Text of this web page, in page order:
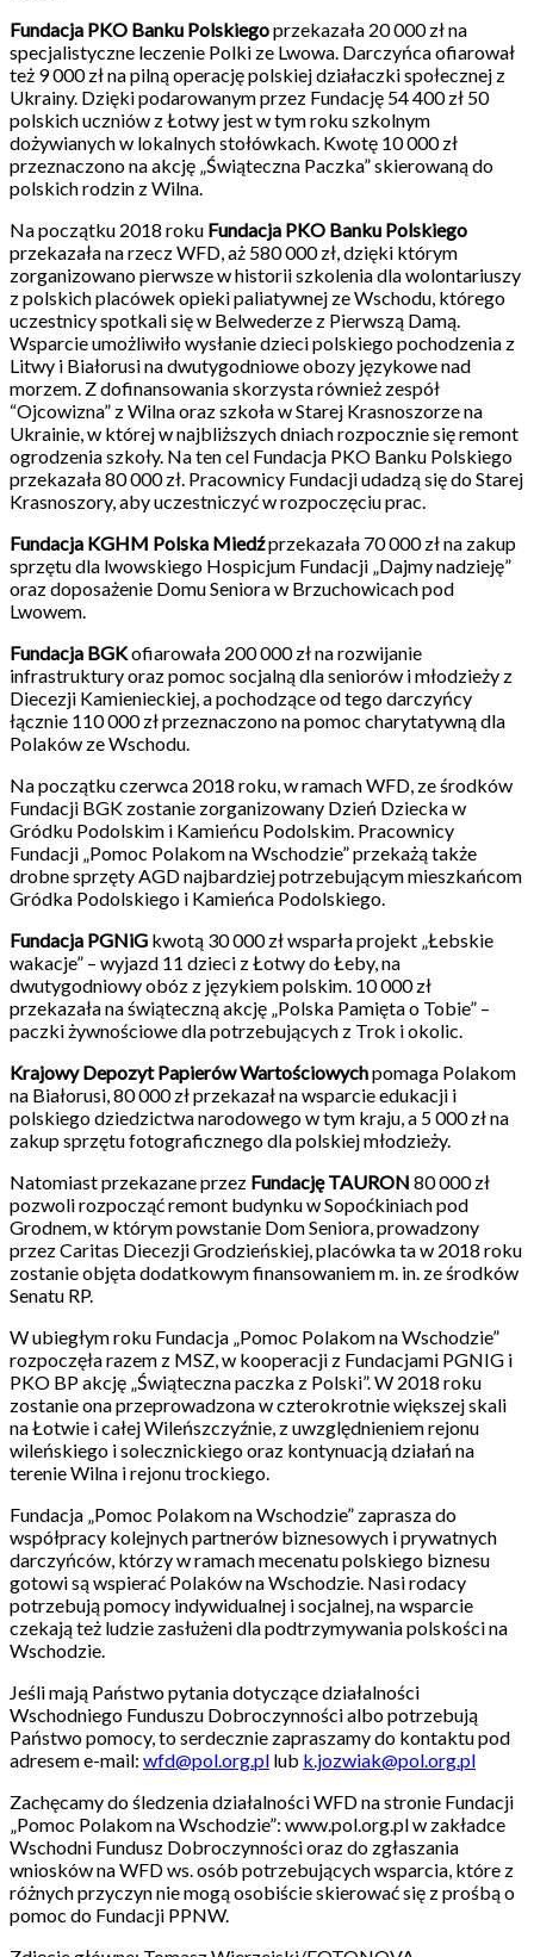
Fundacja PKO Banku Polskiegoprzekazała 20 000 zł na
specjalistyczne leczenie Polki ze Lwowa. Darczyńca ofiarował
też 9 000 zł na pilną operację polskiej działaczki społecznej z
Ukrainy. Dzięki podarowanym przez Fundację 54 400 zł 50
polskich uczniów z Łotwy jest w tym roku szkolnym
dożywianych w lokalnych stołówkach. Kwotę 10 000 zł
przeznaczono na akcję „Świąteczna Paczka” skierowaną do
polskich rodzin z Wilna.
Na początku 2018 roku Fundacja PKO Banku Polskiego
przekazała na rzecz WFD, aż 580 000 zł, dzięki którym
zorganizowano pierwsze w historii szkolenia dla wolontariuszy
z polskich placówek opieki paliatywnej ze Wschodu, którego
uczestnicy spotkali się w Belwederze z Pierwszą Damą.
Wsparcie umożliwiło wysłanie dzieci polskiego pochodzenia z
Litwy i Białorusi na dwutygodniowe obozy językowe nad
morzem. Z dofinansowania skorzysta również zespół
“Ojcowizna” z Wilna oraz szkoła w Starej Krasnoszorze na
Ukrainie, w której w najbliższych dniach rozpocznie się remont
ogrodzenia szkoły. Na ten cel Fundacja PKO Banku Polskiego
przekazała 80 000 zł. Pracownicy Fundacji udadzą się do Starej
Krasnoszory, aby uczestniczyć w rozpoczęciu prac.
Fundacja KGHM Polska Miedźprzekazała 70 000 zł na zakup
sprzętu dla lwowskiego Hospicjum Fundacji „Dajmy nadzieję”
oraz doposażenie Domu Seniora w Brzuchowicach pod
Lwowem.
Fundacja BGKofiarowała 200 000 zł na rozwijanie
infrastruktury oraz pomoc socjalną dla seniorów i młodzieży z
Diecezji Kamienieckiej, a pochodzące od tego darczyńcy
łącznie 110 000 zł przeznaczono na pomoc charytatywną dla
Polaków ze Wschodu.
Na początku czerwca 2018 roku, w ramach WFD, ze środków
Fundacji BGK zostanie zorganizowany Dzień Dziecka w
Gródku Podolskim i Kamieńcu Podolskim. Pracownicy
Fundacji „Pomoc Polakom na Wschodzie” przekażą także
drobne sprzęty AGD najbardziej potrzebującym mieszkańcom
Gródka Podolskiego i Kamieńca Podolskiego.
Fundacja PGNiG kwotą 30 000 zł wsparła projekt „Łebskie
wakacje” – wyjazd 11 dzieci z Łotwy do Łeby, na
dwutygodniowy obóz z językiem polskim. 10 000 zł
przekazała na świąteczną akcję „Polska Pamięta o Tobie” –
paczki żywnościowe dla potrzebujących z Trok i okolic.
Krajowy Depozyt Papierów Wartościowychpomaga Polakom
na Białorusi, 80 000 zł przekazał na wsparcie edukacji i
polskiego dziedzictwa narodowego w tym kraju, a 5 000 zł na
zakup sprzętu fotograficznego dla polskiej młodzieży.
Natomiast przekazane przez Fundację TAURON 80 000 zł
pozwoli rozpocząć remont budynku w Sopoćkiniach pod
Grodnem, w którym powstanie Dom Seniora, prowadzony
przez Caritas Diecezji Grodzieńskiej, placówka ta w 2018 roku
zostanie objęta dodatkowym finansowaniem m. in. ze środków
Senatu RP.
W ubiegłym roku Fundacja „Pomoc Polakom na Wschodzie”
rozpoczęła razem z MSZ, w kooperacji z Fundacjami PGNIG i
PKO BP akcję „Świąteczna paczka z Polski”. W 2018 roku
zostanie ona przeprowadzona w czterokrotnie większej skali
na Łotwie i całej Wileńszczyźnie, z uwzględnieniem rejonu
wileńskiego i solecznickiego oraz kontynuacją działań na
terenie Wilna i rejonu trockiego.
Fundacja „Pomoc Polakom na Wschodzie” zaprasza do
współpracy kolejnych partnerów biznesowych i prywatnych
darczyńców, którzy w ramach mecenatu polskiego biznesu
gotowi są wspierać Polaków na Wschodzie. Nasi rodacy
potrzebują pomocy indywidualnej i socjalnej, na wsparcie
czekają też ludzie zasłużeni dla podtrzymywania polskości na
Wschodzie.
Jeśli mają Państwo pytania dotyczące działalności
Wschodniego Funduszu Dobroczynności albo potrzebują
Państwo pomocy, to serdecznie zapraszamy do kontaktu pod
adresem e-mail: wfd@pol.org.pl lub k.jozwiak@pol.org.pl
Zachęcamy do śledzenia działalności WFD na stronie Fundacji
„Pomoc Polakom na Wschodzie”: www.pol.org.pl w zakładce
Wschodni Fundusz Dobroczynności oraz do zgłaszania
wniosków na WFD ws. osób potrzebujących wsparcia, które z
różnych przyczyn nie mogą osobiście skierować się z prośbą o
pomoc do Fundacji PPNW.